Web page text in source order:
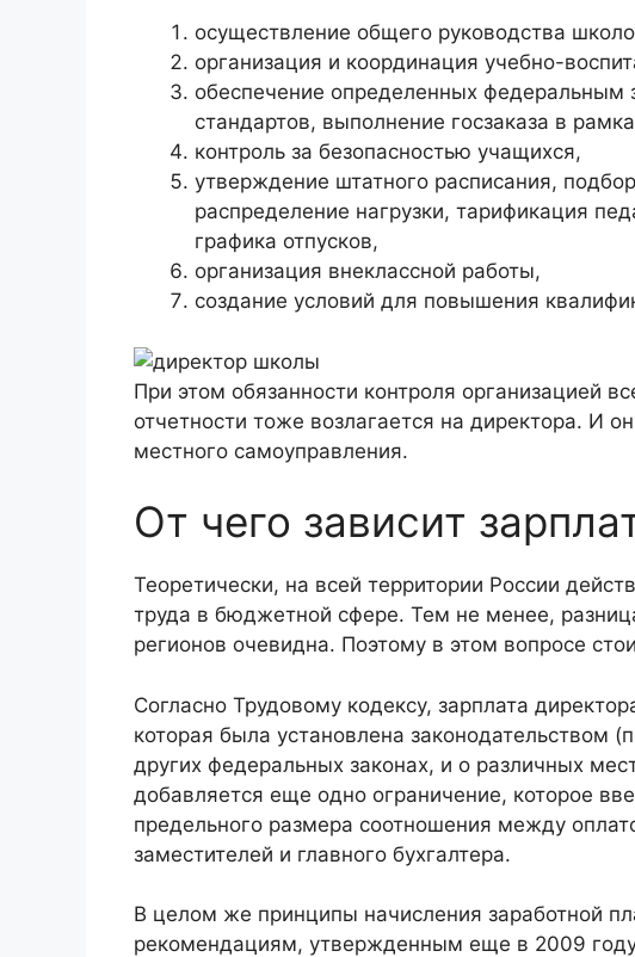
осуществление общего руководства
организация и координация учебно-
обеспечение определенных федеральным
стандартов, выполнение госзаказа в
контроль за безопасностью учащихся,
утверждение штатного расписания,
распределение нагрузки, тарификация
графика отпусков,
организация внеклассной работы,
создание условий для повышения
При этом обязанности контроля организацией
отчетности тоже возлагается на директора. И
местного самоуправления.
От чего зависит
Теоретически, на всей территории России
труда в бюджетной сфере. Тем не менее,
регионов очевидна. Поэтому в этом вопросе
Согласно Трудовому кодексу, зарплата
которая была установлена законодательством
других федеральных законах, и о различных
добавляется еще одно ограничение, которое
предельного размера соотношения между
заместителей и главного бухгалтера.
В целом же принципы начисления заработной
рекомендациям, утвержденным еще в 2009